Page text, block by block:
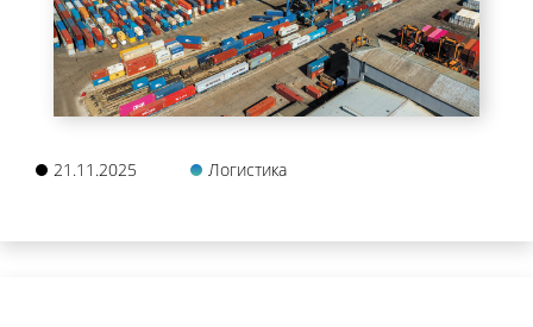
21.11.2025 Логистика